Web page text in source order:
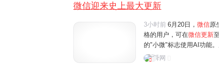
微信迎来史上最大更新
3小时前 6月20日， 微信原
格的用户，可在微信更新
的"小微"标志使用AI功能
微"的互动。界面新闻记者
舜网